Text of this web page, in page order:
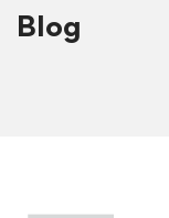
Blog